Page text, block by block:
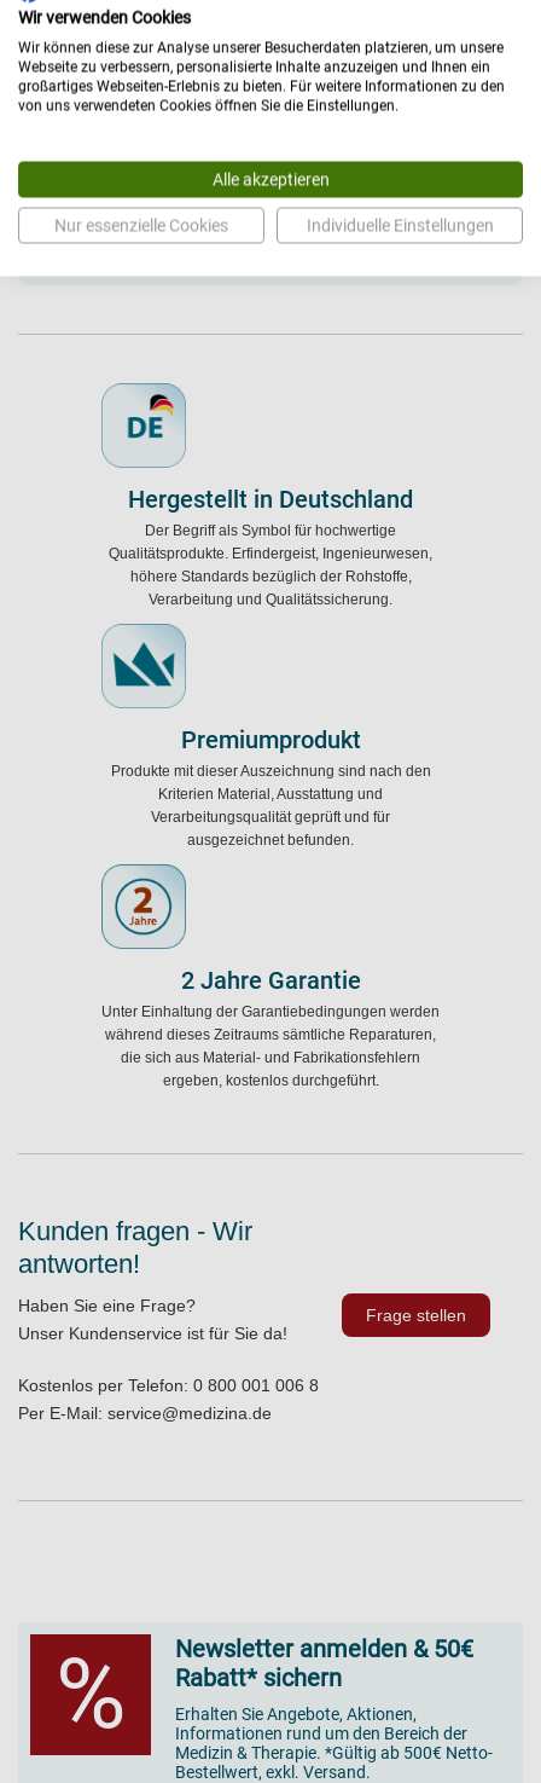
Technische Daten
Hersteller: Dürasol
Versandart: Paket
Hergestellt in Deutschland
Der Begriff als Symbol für hochwertige
Qualitätsprodukte. Erfindergeist, Ingenieurwesen,
höhere Standards bezüglich der Rohstoffe,
Verarbeitung und Qualitätssicherung.
Premiumprodukt
Produkte mit dieser Auszeichnung sind nach den
Kriterien Material, Ausstattung und
Verarbeitungsqualität geprüft und für
ausgezeichnet befunden.
2 Jahre Garantie
Unter Einhaltung der Garantiebedingungen werden
während dieses Zeitraums sämtliche Reparaturen,
die sich aus Material- und Fabrikationsfehlern
ergeben, kostenlos durchgeführt.
Kunden fragen - Wir
antworten!
Haben Sie eine Frage?
Unser Kundenservice ist für Sie da!
Kostenlos per Telefon: 0 800 001 006 8
Per E-Mail: service@medizina.de
Frage stellen
%
Newsletter anmelden & 50€
Rabatt* sichern
Erhalten Sie Angebote, Aktionen,
Informationen rund um den Bereich der
Medizin & Therapie. *Gültig ab 500€ Netto-
Bestellwert, exkl. Versand.
Wir verwenden Cookies
Wir können diese zur Analyse unserer Besucherdaten platzieren, um unsere
Webseite zu verbessern, personalisierte Inhalte anzuzeigen und Ihnen ein
großartiges Webseiten-Erlebnis zu bieten. Für weitere Informationen zu den
von uns verwendeten Cookies öffnen Sie die Einstellungen.
Alle akzeptieren
Nur essenzielle Cookies Individuelle Einstellungen